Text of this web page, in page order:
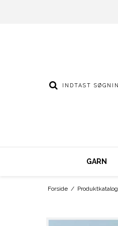
GARN
Forside / Produktkatalog